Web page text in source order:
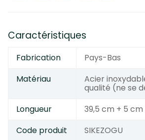
Caractéristiques
Fabrication
Pays-Bas
Matériau
Acier
qualité (ne se
Longueur
39,5 cm + 5
Code produit
SIKEZOGU